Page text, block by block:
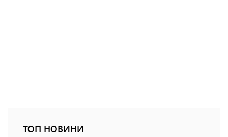
ТОП НОВИНИ